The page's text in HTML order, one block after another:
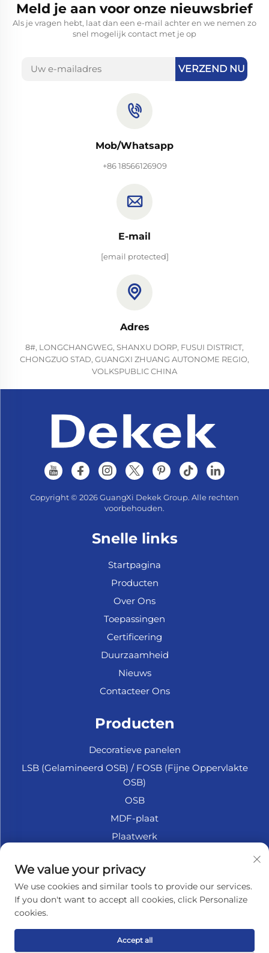
Meld je aan voor onze nieuwsbrief
Als je vragen hebt, laat dan een e-mail achter en we nemen zo
snel mogelijk contact met je op
VERZEND NU
Mob/Whatsapp
+86 18566126909
E-mail
[email protected]
Adres
8#, LONGCHANGWEG, SHANXU DORP, FUSUI DISTRICT,
CHONGZUO STAD, GUANGXI ZHUANG AUTONOME REGIO,
VOLKSPUBLIC CHINA
Copyright © 2026 GuangXi Dekek Group. Alle rechten
voorbehouden.
Snelle links
Startpagina
Producten
Over Ons
Toepassingen
Certificering
Duurzaamheid
Nieuws
Contacteer Ons
Producten
Decoratieve panelen
LSB (Gelamineerd OSB) / FOSB (Fijne Oppervlakte
OSB)
OSB
MDF-plaat
Plaatwerk
Fiberplaat
Accessoires
We value your privacy
We use cookies and similar tools to provide our services.
If you don't want to accept all cookies, click Personalize
cookies.
Accept all